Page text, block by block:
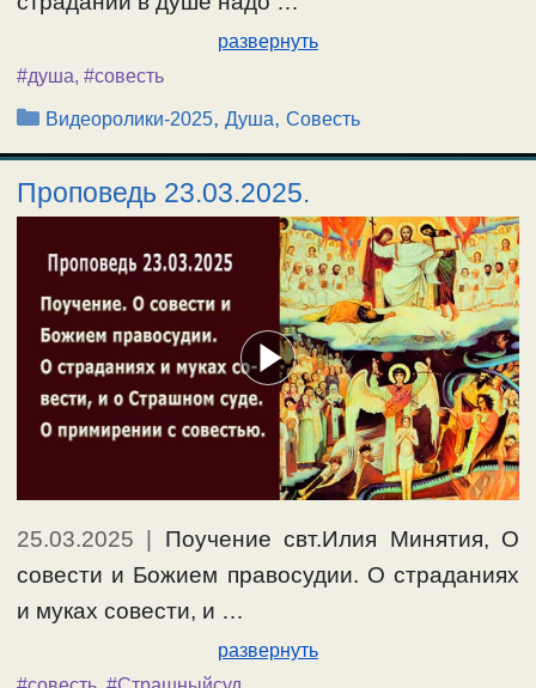
развернуть
#душа, #совесть
Рубрики
Видеоролики-2025,Душа,Совесть
Проповедь 23.03.2025.
25.03.2025
Поучение свт.Илия Минятия, О
совести и Божием правосудии. О страданиях
и муках совести, и …
развернуть